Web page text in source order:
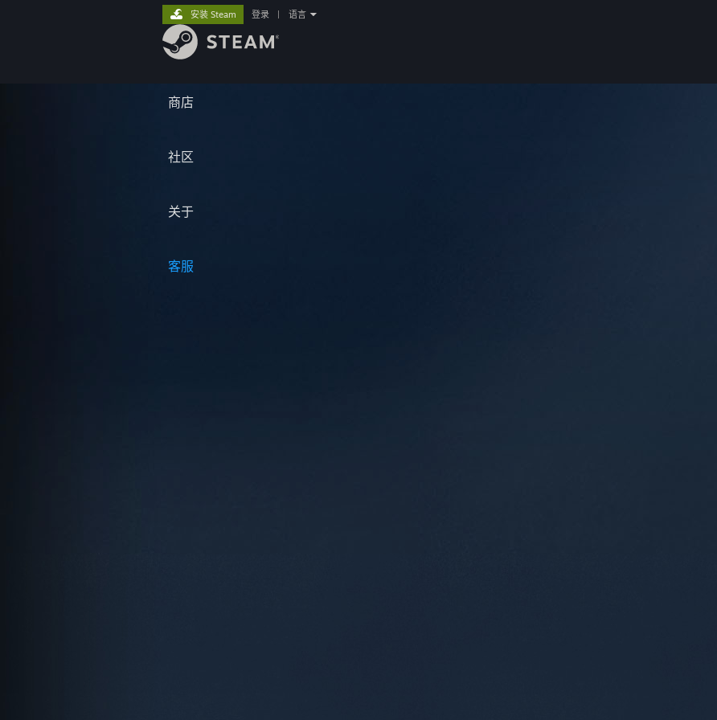
商店
社区
关于
客服
安装 Steam 登录 语言